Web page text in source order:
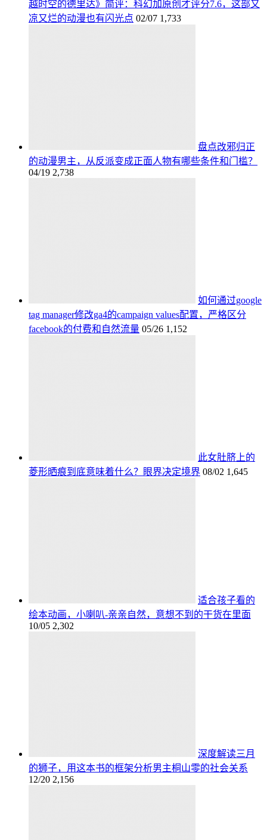
越时空的德里达》简评：科幻加原创才评分7.6，这部又
凉又烂的动漫也有闪光点 02/07 1,733
盘点改邪归正
的动漫男主，从反派变成正面人物有哪些条件和门槛？
04/19 2,738
如何通过google
tag manager修改ga4的campaign values配置，严格区分
facebook的付费和自然流量 05/26 1,152
此女肚脐上的
菱形晒痕到底意味着什么？眼界决定境界 08/02 1,645
适合孩子看的
绘本动画，小喇叭-亲亲自然，意想不到的干货在里面
10/05 2,302
深度解读三月
的狮子，用这本书的框架分析男主桐山零的社会关系
12/20 2,156